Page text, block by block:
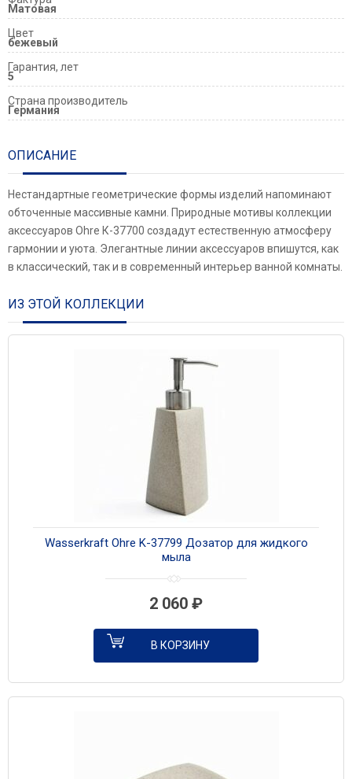
Матовая
Цвет
бежевый
Гарантия, лет
5
Страна производитель
Германия
ОПИСАНИЕ
Нестандартные геометрические формы изделий напоминают
обточенные массивные камни. Природные мотивы коллекции
аксессуаров Ohre К-37700 создадут естественную атмосферу
гармонии и уюта. Элегантные линии аксессуаров впишутся, как
в классический, так и в современный интерьер ванной комнаты.
ИЗ ЭТОЙ КОЛЛЕКЦИИ
Wasserkraft Ohre K-37799 Дозатор для жидкого
мыла
2 060 ₽
В КОРЗИНУ